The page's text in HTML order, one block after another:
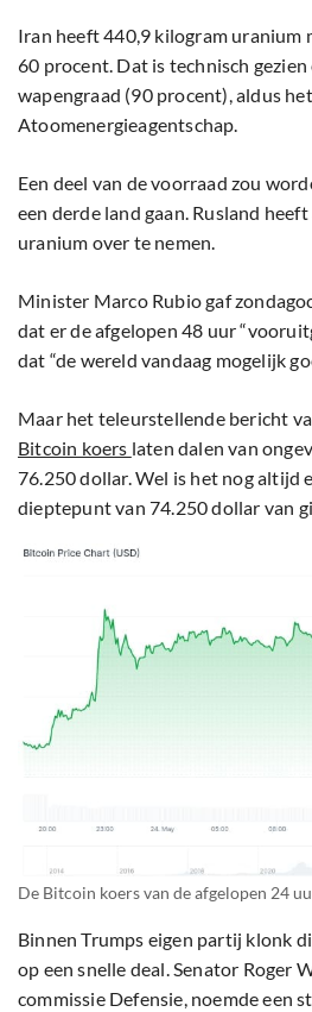
Iran heeft 440,9 kilogram uranium
60 procent. Dat is technisch
wapengraad (90 procent), aldus
Atoomenergieagentschap.
Een deel van de voorraad zou
een derde land gaan. Rusland
uranium over te nemen.
Minister Marco Rubio gaf
dat er de afgelopen 48 uur
dat “de wereld vandaag mogelijk
Maar het teleurstellende bericht
Bitcoin koers laten dalen van
76.250 dollar. Wel is het nog altijd
dieptepunt van 74.250 dollar van
De Bitcoin koers van de afgelopen 24
Binnen Trumps eigen partij klonk
op een snelle deal. Senator Roger
commissie Defensie, noemde een